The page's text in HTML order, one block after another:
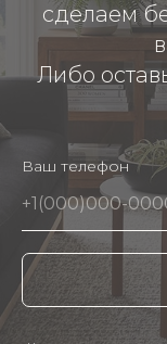
сделаем
Либо
Ваш телефон